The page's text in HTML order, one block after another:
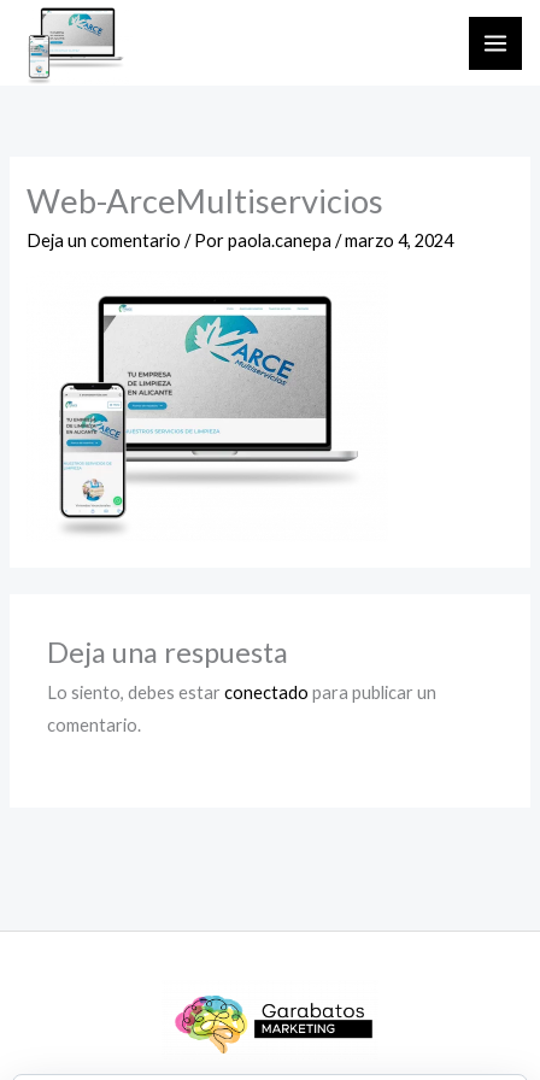
contenido
Web-ArceMultiservicios
Deja un comentario / Porpaola.canepa/marzo 4, 2024
Deja una respuesta
Lo siento, debes estarconectado para publicar un
comentario.